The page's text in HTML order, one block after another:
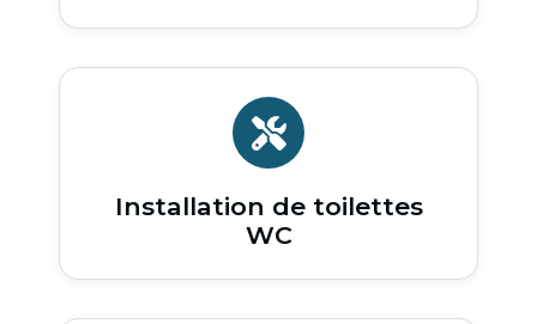
Installation de toilettes
WC